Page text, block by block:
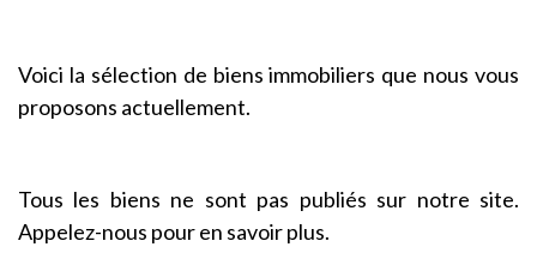
Voici la sélection de biens immobiliers que nous vous
proposons actuellement.
Tous les biens ne sont pas publiés sur notre site.
Appelez-nous pour en savoir plus.